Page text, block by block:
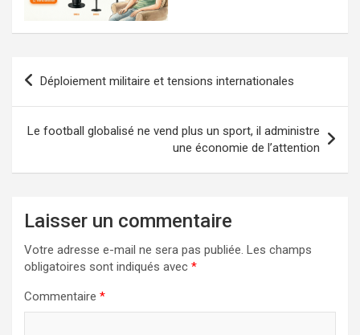
Navigation
Déploiement militaire et tensions internationales
Le football globalisé ne vend plus un sport, il administre
une économie de l’attention
Laisser un commentaire
Votre adresse e-mail ne sera pas publiée. Les champs
obligatoires sont indiqués avec *
Commentaire *